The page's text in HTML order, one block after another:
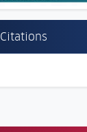
Citations